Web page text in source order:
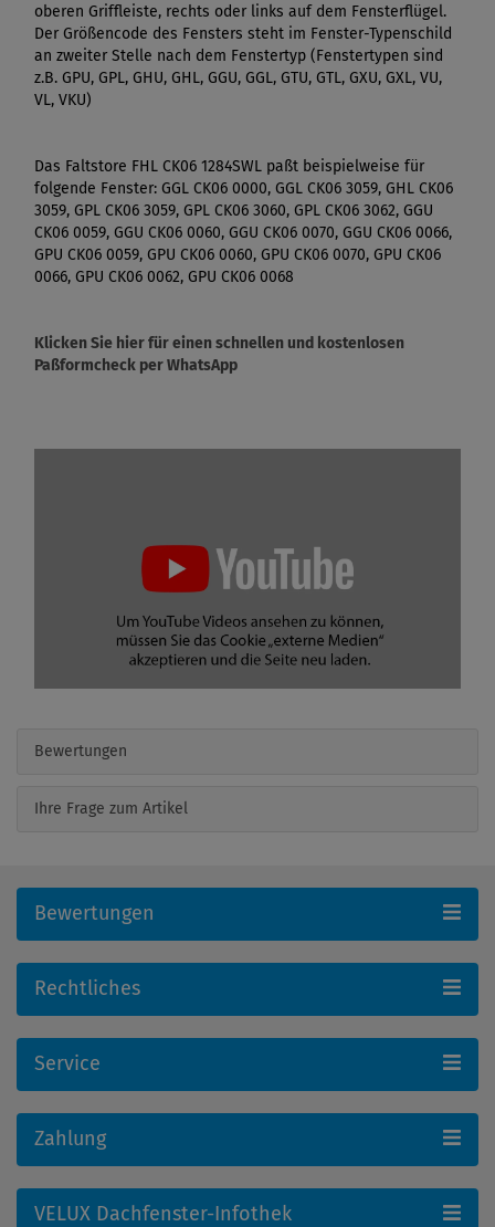
oberen Griffleiste, rechts oder links auf dem Fensterflügel.
Der Größencode des Fensters steht im Fenster-Typenschild
an zweiter Stelle nach dem Fenstertyp (Fenstertypen sind
z.B. GPU, GPL, GHU, GHL, GGU, GGL, GTU, GTL, GXU, GXL, VU,
VL, VKU)
Das Faltstore FHL CK06 1284SWL paßt beispielweise für
folgende Fenster: GGL CK06 0000, GGL CK06 3059, GHL CK06
3059, GPL CK06 3059, GPL CK06 3060, GPL CK06 3062, GGU
CK06 0059, GGU CK06 0060, GGU CK06 0070, GGU CK06 0066,
GPU CK06 0059, GPU CK06 0060, GPU CK06 0070, GPU CK06
0066, GPU CK06 0062, GPU CK06 0068
Klicken Sie hier für einen schnellen und kostenlosen
Paßformcheck per WhatsApp
Bewertungen
Ihre Frage zum Artikel
Bewertungen
Rechtliches
Service
Zahlung
VELUX Dachfenster-Infothek